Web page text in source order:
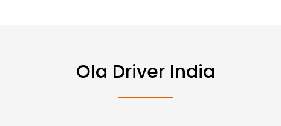
Ola Driver India